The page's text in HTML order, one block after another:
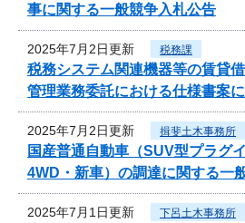
事に関する一般競争入札公告
2025年7月2日更新 税務課
税務システム関連機器等の賃貸
管理業務委託における仕様書案
2025年7月2日更新 揖斐土木事務所
国産普通自動車（SUV型プラグ
4WD・新車）の調達に関する一
2025年7月1日更新 下呂土木事務所